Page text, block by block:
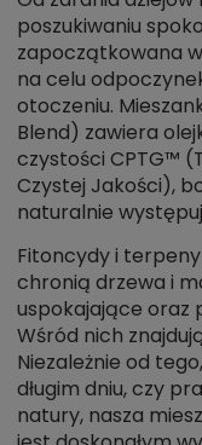
poszukiwaniu
zapoczątkowana
na celu
otoczeniu.
Blend) zawiera
czystości CPTG™
Czystej Jakości),
naturalnie
Fitoncydy i
chronią drzewa i
uspokajające oraz
Wśród nich
Niezależnie od
długim dniu, czy
natury, nasza